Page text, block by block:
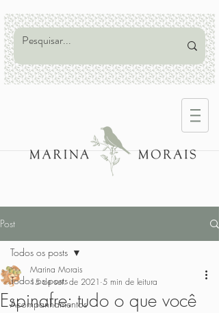
Post
Todos os posts
Acompanhamentos
Todos os posts
Espinafre: tudo o que você
Marina Morais
15 de set. de 2021 5 min de leitura